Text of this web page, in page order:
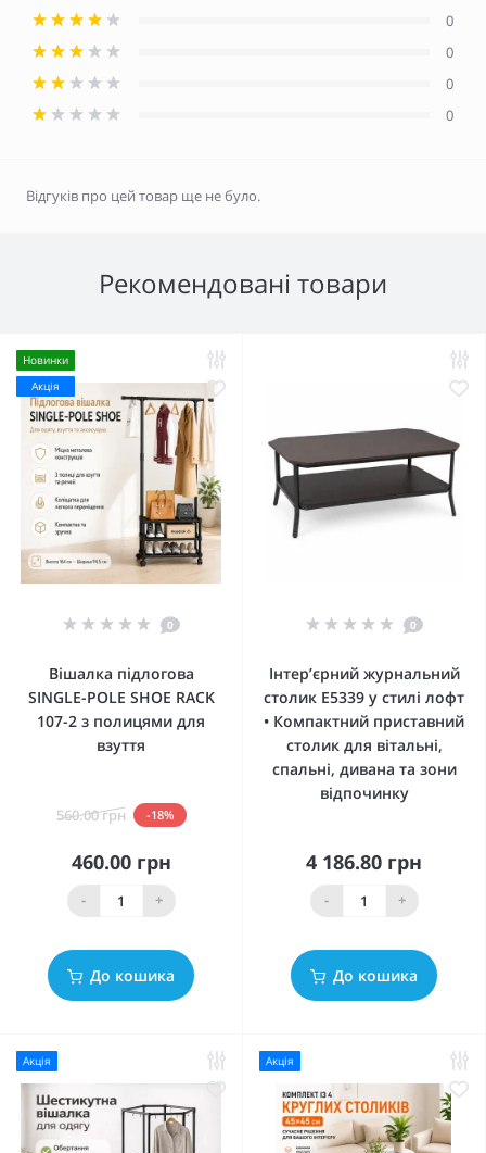
0
0
0
0
Відгуків про цей товар ще не було.
Рекомендовані товари
Новинки
Акція
0
Вішалка підлогова
SINGLE-POLE SHOE RACK
107-2 з полицями для
взуття
560.00 грн -18%
460.00 грн
- +
До кошика
0
Інтер’єрний журнальний
столик E5339 у стилі лофт
• Компактний приставний
столик для вітальні,
спальні, дивана та зони
відпочинку
4 186.80 грн
- +
До кошика
Акція Акція